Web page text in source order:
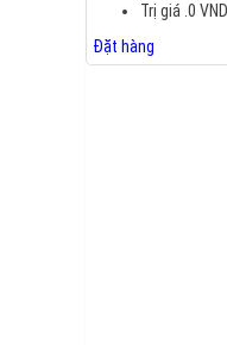
Trị giá .0 VND
Đặt hàng